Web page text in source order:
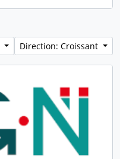
Direction: Croissant